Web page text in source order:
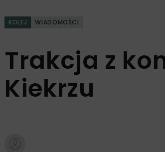
KOLEJ WIADOMOŚCI
Trakcja z
Kiekrzu